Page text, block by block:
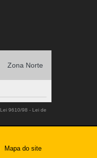
Zona Norte
Lei 9610/98 - Lei de
Mapa do site